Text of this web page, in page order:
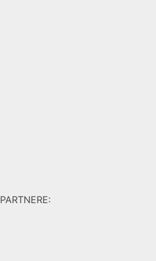
PARTNERE: